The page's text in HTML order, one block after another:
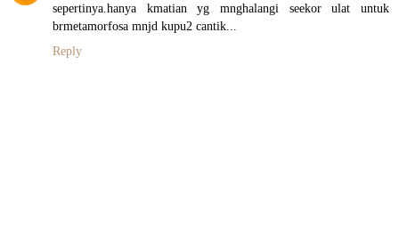
sepertinya.hanya kmatian yg mnghalangi seekor ulat untuk
brmetamorfosa mnjd kupu2 cantik...
Reply